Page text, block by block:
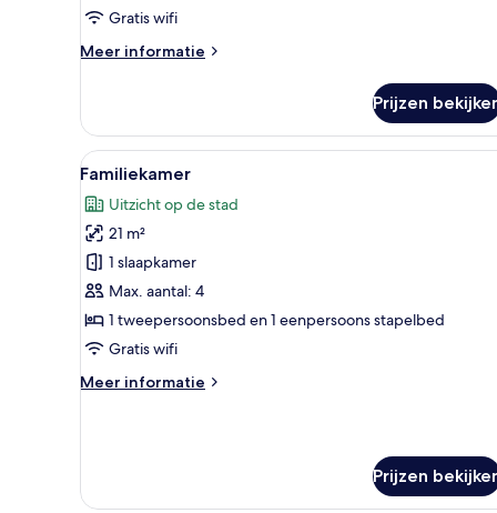
Gratis wifi
Meer informatie
Meer
Twin
kamer
Prijzen
Alle
foto's
voor
Familiekamer
laden
Een moderne hotelkamer
6
Familiekamer
Uitzicht op de stad
21 m²
1 slaapkamer
Max. aantal: 4
1 tweepersoonsbed en 1 eenpersoons stapelbed
Gratis wifi
Meer informatie
Meer
Prijzen